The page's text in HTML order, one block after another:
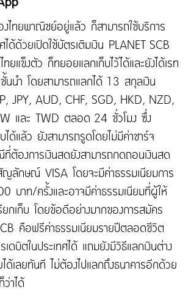
ไทยพาณิชย์อยู่แล้ว ก็สามารถใช้บริการ
ได้ด้วยเปิดใช้บัตรเติมเงิน PLANET SCB
ทยแข็งตัว ก็ทยอยแลกเก็บไว้ได้และยังได้เรท
ชั้นนำ โดยสามารถแลกได้ 13 สกุลเงิน
JPY, AUD, CHF, SGD, HKD, NZD,
และ TWD ตลอด 24 ชั่วโมง ซึ่ง
ได้แล้ว ยังสามารถรูดโดยไม่มีค่าชาร์จ
องการเงินสดยังสามารถกดถอนเงินสด
ลักษณ์ VISA โดยจะมีค่าธรรมเนียมการ
บาท/ครั้งและอาจมีค่าธรรมเนียมที่ผู้ให้
ยกเก็บ โดยข้อดีอย่างมากของการสมัคร
คือฟรีค่าธรรมเนียมรายปีตลอดชีวิต
ดบิตในประเทศได้ แถมยังมีวิธีแลกเงินต่าง
ได้เลยทันที ไม่ต้องไปแลกถึงธนาคารอีกด้วย
าได้